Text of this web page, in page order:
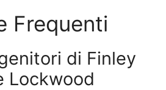
Frequenti
di Finley
Lockwood